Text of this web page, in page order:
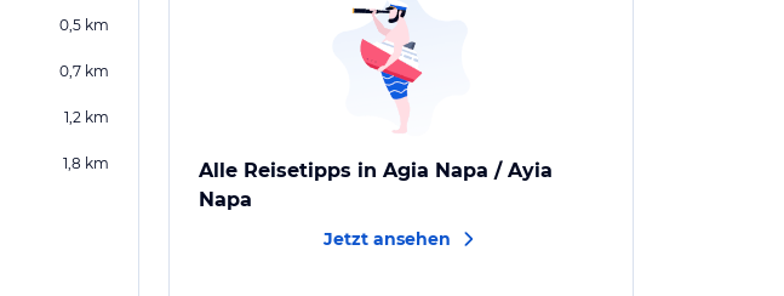
0,5 km
0,7 km
1,2 km
1,8 km
Alle Reisetipps in Agia Napa / Ayia
Napa
Jetzt ansehen